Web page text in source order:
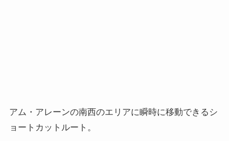
アム・アレーンの南西のエリアに瞬時に移動できるシ
ョートカットルート。